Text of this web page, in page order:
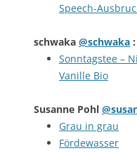
Speech-
schwaka @schwaka :
Sonntagstee –
Vanille Bio
Susanne Pohl
Grau in grau
Fördewasser